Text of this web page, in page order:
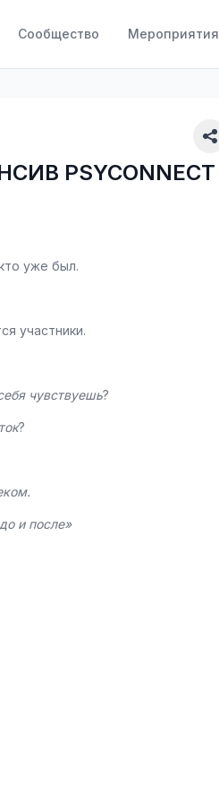
Сообщество Мероприятия
PSYCONNECT
уже был.
участники.
чувствуешь?
?
и после»